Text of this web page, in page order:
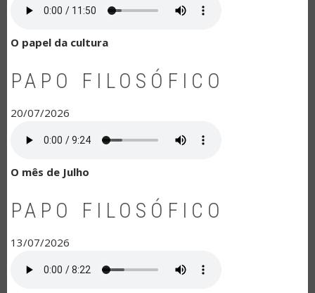
O papel da cultura
PAPO FILOSÓFICO
20/07/2026
O mês de Julho
PAPO FILOSÓFICO
13/07/2026